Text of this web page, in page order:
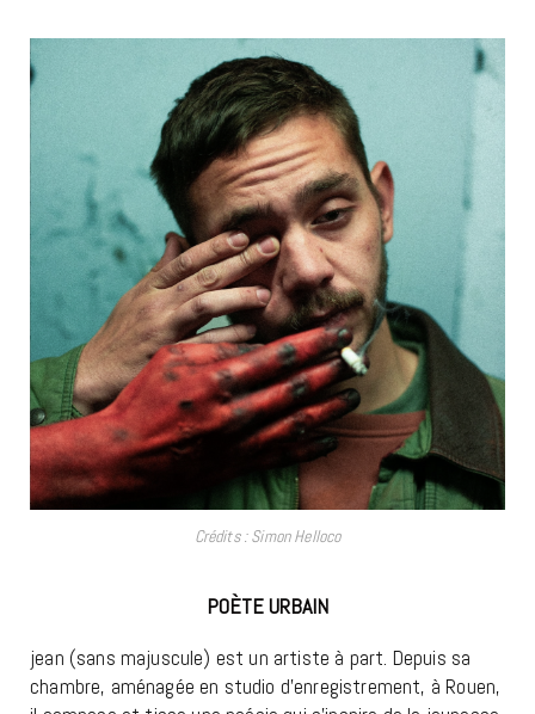
Crédits : Simon Helloco
POÈTE URBAIN
jean (sans majuscule) est un artiste à part. Depuis sa
chambre, aménagée en studio d’enregistrement, à Rouen,